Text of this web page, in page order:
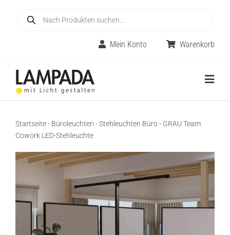
search
Mein Konto Warenkorb
Innenleuchten
Außenleuchten
Startseite- Büroleuchten -Stehleuchten Büro- GRAU Team
Cowork LED-Stehleuchte